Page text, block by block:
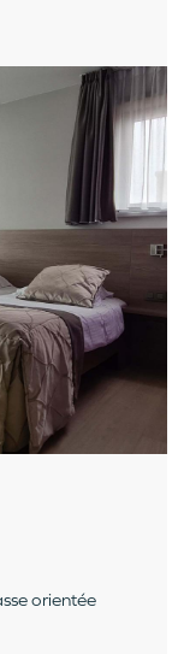
orientée